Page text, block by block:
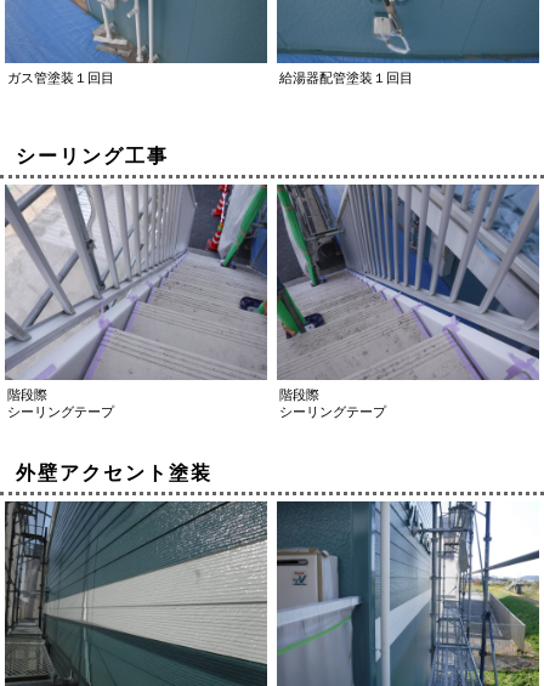
ガス管塗装１回目 給湯器配管塗装１回目
シーリング工事
階段際
シーリングテープ
階段際
シーリングテープ
外壁アクセント塗装